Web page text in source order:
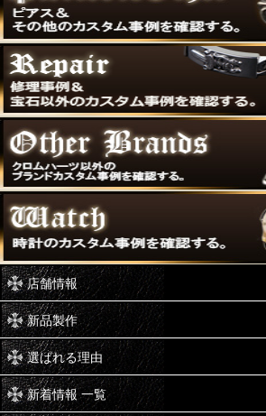
店舗情報
新品製作
選ばれる理由
新着情報 一覧